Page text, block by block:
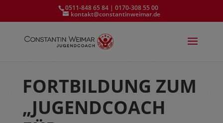
0511-848 65 84 | 0170-308 55 00
kontakt@constantinweimar.de
FORTBILDUNG ZUM
„JUGENDCOACH